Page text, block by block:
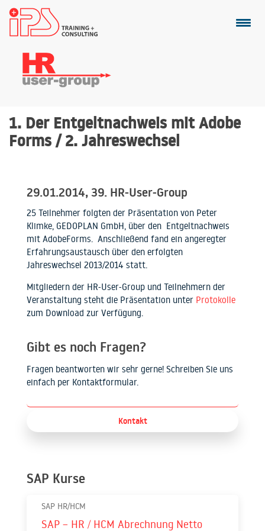
1. Der Entgeltnachweis mit Adobe
Forms / 2. Jahreswechsel
29.01.2014, 39. HR-User-Group
25 Teilnehmer folgten der Präsentation von Peter
Klimke, GEDOPLAN GmbH, über den Entgeltnachweis
mit AdobeForms. Anschließend fand ein angeregter
Erfahrungsaustausch über den erfolgten
Jahreswechsel 2013/2014 statt.
Mitgliedern der HR-User-Group und Teilnehmern der
Veranstaltung steht die Präsentation unter Protokolle
zum Download zur Verfügung.
Gibt es noch Fragen?
Fragen beantworten wir sehr gerne! Schreiben Sie uns
einfach per Kontaktformular.
Kontakt
SAP Kurse
SAP HR/HCM
SAP – HR / HCM Abrechnung Netto